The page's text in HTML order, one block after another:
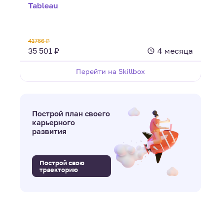
Tableau
41766 ₽
35 501 ₽ 4 месяца
Перейти на Skillbox
Построй план своего
карьерного
развития
Построй свою
траекторию